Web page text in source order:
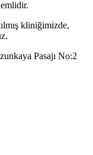
kliniğimizde,
Pasajı No:2